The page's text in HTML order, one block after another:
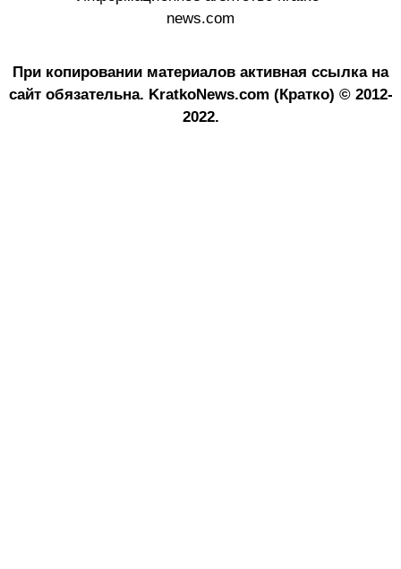
news.com
При копировании материалов активная ссылка на
сайт обязательна. KratkoNews.com (Кратко) © 2012-
2022.